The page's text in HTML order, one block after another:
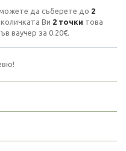
да съберете до 2
Ви 2 точки това
ваучер за 0.20€.